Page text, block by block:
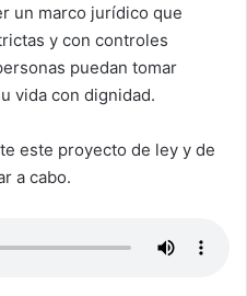
un marco jurídico que
y con controles
puedan tomar
vida con dignidad.
este proyecto de ley y de
a cabo.